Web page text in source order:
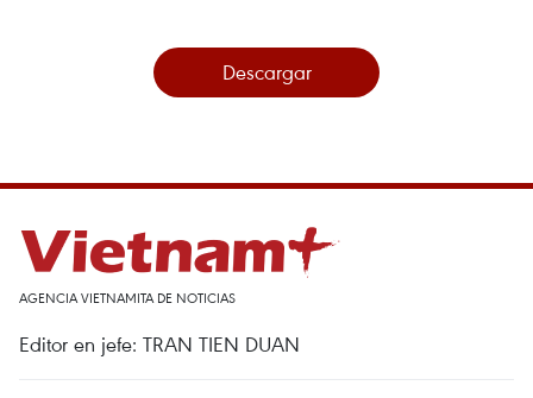
Descargar
AGENCIA VIETNAMITA DE NOTICIAS
Editor en jefe: TRAN TIEN DUAN